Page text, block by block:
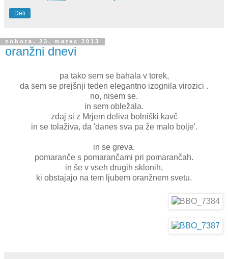
Deli
sobota, 23. marec 2013
oranžni dnevi
pa tako sem se bahala v torek,
da sem se prejšnji teden elegantno izognila virozici .
no, nisem se.
in sem obležala.
zdaj si z Mrjem deliva bolniški kavč
in se tolaživa, da 'danes sva pa že malo bolje'.
in se greva.
pomaranče s pomarančami pri pomarančah.
in še v vseh drugih sklonih,
ki obstajajo na tem ljubem oranžnem svetu.